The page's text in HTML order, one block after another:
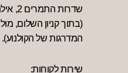
שדרות התמרים 2, אילת.
(בתוך קניון השלום, מול
המדרגות של הקולנוע).
שירות לקוחות: